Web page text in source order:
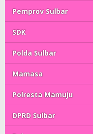
Pemprov Sulbar
SDK
Polda Sulbar
Mamasa
Polresta Mamuju
DPRD Sulbar